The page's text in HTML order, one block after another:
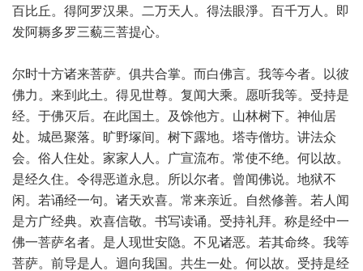
百比丘。得阿罗汉果。二万天人。得法眼淨。百千万人。即
发阿耨多罗三藐三菩提心。
尔时十方诸来菩萨。俱共合掌。而白佛言。我等今者。以彼
佛力。来到此土。得见世尊。复闻大乘。愿听我等。受持是
经。于佛灭后。在此国土。及馀他方。山林树下。神仙居
处。城邑聚落。旷野塚间。树下露地。塔寺僧坊。讲法众
会。俗人住处。家家人人。广宣流布。常使不绝。何以故。
是经久住。令得恶道永息。所以尔者。曾闻佛说。地狱不
闲。若诵经一句。诸天欢喜。常来亲近。自然修善。若人闻
是方广经典。欢喜信敬。书写读诵。受持礼拜。称是经中一
佛一菩萨名者。是人现世安隐。不见诸恶。若其命终。我等
菩萨。前导是人。迴向我国。共生一处。何以故。受持是经